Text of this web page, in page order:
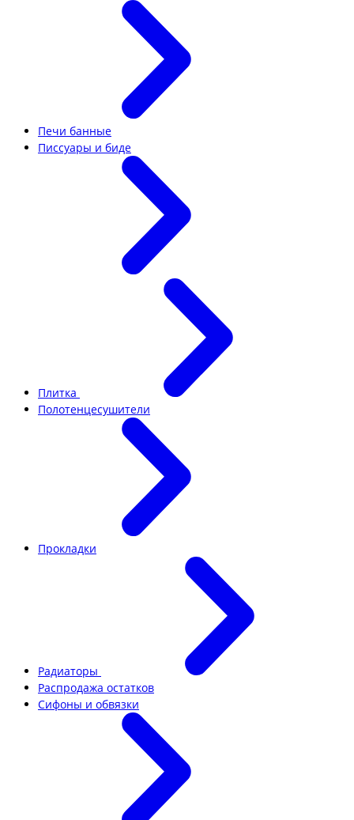
Печи банные
Писсуары и биде
Плитка
Полотенцесушители
Прокладки
Радиаторы
Распродажа остатков
Сифоны и обвязки